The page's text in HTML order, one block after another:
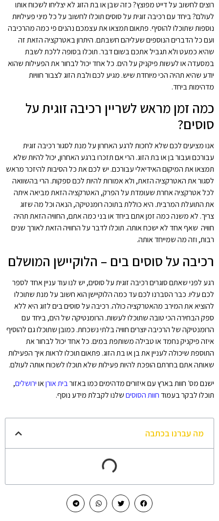
רוצים לחשוב על דייט מפוצץ? כזה שבן או בת הזוג לא יצליחו לשכוח אותו
לעולם? ביחד עם רכיבה זוגית על סוסים תוכלו לחשוב על כל מיני פעילויות
נוספות שתוכלו להוסיף. פתאום תמצאו את עצמכם נהנים פי כמה מהרכיבה
ועם כל הדברים הנוספים שעליהם חשבתם. היתרון באטרקציה הזאת זה
שהיא כמעט ולא תגביל אתכם בשום דבר. תוכלו בסופה ללכת לשבת
במסעדה או לעשות פיקניק על הים. כל אחד יכול לבחור את הפעילות שהוא
יודע שהיא תהיה הכי מיוחדת שיש. מגיע לכם ולבת הזוג לצבור חוויות
מדהימות ביחד.
כמה זמן מראש לשריין רכיבה זוגית על
סוסים?
אנו מציעים לכם שלא לחכות לרגע האחרון על מנת לסגור רכיבה זוגית
עבורכם ועבור בן או בת הזוג. הרי אם תזכרו ברגע האחרון, יכול להיות שלא
תמצאו את המיקום האידיאלי עבורכם. יש לכם את כל הסיבות להיזכר מראש
לסגור את האטרקציה הזאת, ולא אמורות להיות לכם ספקות. הרי בהשוואה
לכל אטרקציה אחרת שעומדת על הפרק, האטרקציה הזאת מביאה איתה
את התועלת המרבית. היא כוללת בתוכה רומנטיקה, הנאה וכל מה שזוג
צריך. לא משנה כמה זמן אתם ביחד או בני כמה אתם, החוויה הזאת תהיה
חוויה שאף אחד לא ישכח אותה. תוכלו לדבר על החוויה הזאת לאורך שנים
רבות, וזה מה שמייחד אותה.
רכיבה על סוסים בים – הלוקיישן המושלם
רגע לפני שאתם סוגרים רכיבה זוגית על סוסים, יש לנו עוד עניין אחד לספר
לכם עליו. כבר הסברנו לכם עד כמה הלוקיישן הוא חשוב על מנת שתוכלו
להוציא את המירב מהאטרקציה כולה. רכיבה על סוסים בים לזוג היא ללא
ספק הבחירה הכי טובה שתוכלו לעשות. הרומנטיקה של הים, ביחד עם
הרומנטיקה של הרכיבה יוצרים חוויה בלתי נשכחת. כמובן שתוכלו גם להוסיף
איזה פיקניק נחמד או טבילה משותפת במים. כל אחד יכול לבחור את
התוספת שיכולה לעניין את בן או בת הזוג. פתאום תוכלו לראות איך הפעילות
שאותה אתם בחרתם הופכת להיות פעילות שלא תוכלו לשכוח אותה לעולם.
ישנם מס׳ חוות בארץ עם איזורים מדהימים כמו באזורבית אורןאוירושלים,
תוכלו לבקר בעמודחוות הסוסיםשלנו לקבלת מידע נוסף.
מה עברנו בכתבה